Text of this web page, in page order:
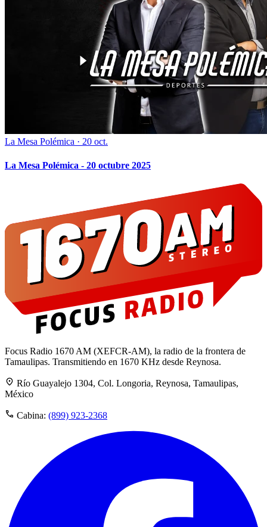
La Mesa Polémica · 20 oct.
La Mesa Polémica - 20 octubre 2025
Focus Radio 1670 AM (XEFCR-AM), la radio de la frontera de
Tamaulipas. Transmitiendo en 1670 KHz desde Reynosa.
Río Guayalejo 1304, Col. Longoria, Reynosa, Tamaulipas,
México
Cabina: (899) 923-2368